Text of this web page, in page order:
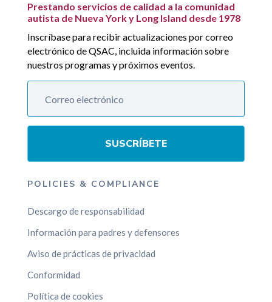
Prestando servicios de calidad a la comunidad
autista de Nueva York y Long Island desde 1978
Inscríbase para recibir actualizaciones por correo
electrónico de QSAC, incluida información sobre
nuestros programas y próximos eventos.
SUSCRÍBETE
POLICIES & COMPLIANCE
Descargo de responsabilidad
Información para padres y defensores
Aviso de prácticas de privacidad
Conformidad
Política de cookies